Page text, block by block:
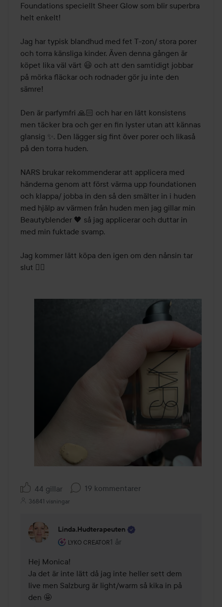
Foundations speciellt Sheer Glow som blir superbra
helt enkelt!
Jag har typisk blandhud med fet T-zon/ stora porer
och torra känsliga kinder. Även denna gången är
köpet lika väl värt 😃 och att den samtidigt jobbar
på mörka fläckar och rodnader gör ju inte den
sämre!
Den är parfymfri 🙏🏻 och har en lätt konsistens
men täcker bra och ger en fin lyster utan att kännas
glansig ✨. Den lägger sig fint över porer och likaså
på den torra huden.
NARS brukar rekommenderar att applicera med
händerna genom att först värma upp foundationen
och klappa/ jobba in den så den smälter in i huden
med hjälp av värmen från huden men jag gillar min
Beautyblender 🖤 så jag applicerar och duttar in
med min fuktade svamp.
Jag kommer lätt köpa den igen om den nånsin tar
slut 👌🏻
44 gillar 19 kommentarer
36841 visningar
Linda.hudterapeuten
LYKO CREATOR
Användarens roll: Lyko Creator.
1 år
Kommentaren lades 1 år
Hej Monica!
Ja det är inte lätt då jag inte heller sett dem
live men Salzburg är light/warm så kika in på
den 🤩